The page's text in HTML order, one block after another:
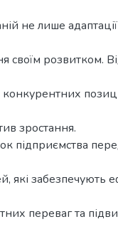
не лише
розвитком.
конкурентних
зростання.
підприємства
які забезпечують
переваг та